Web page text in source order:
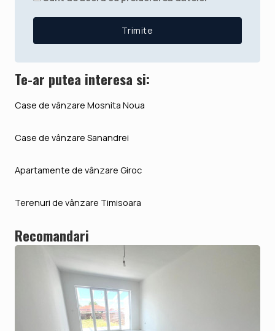
Te-ar putea interesa si:
Case de vânzare Mosnita Noua
Case de vânzare Sanandrei
Apartamente de vânzare Giroc
Terenuri de vânzare Timisoara
Recomandari